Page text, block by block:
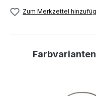
Zum Merkzettel
Produktgalerie
Farbvarianten